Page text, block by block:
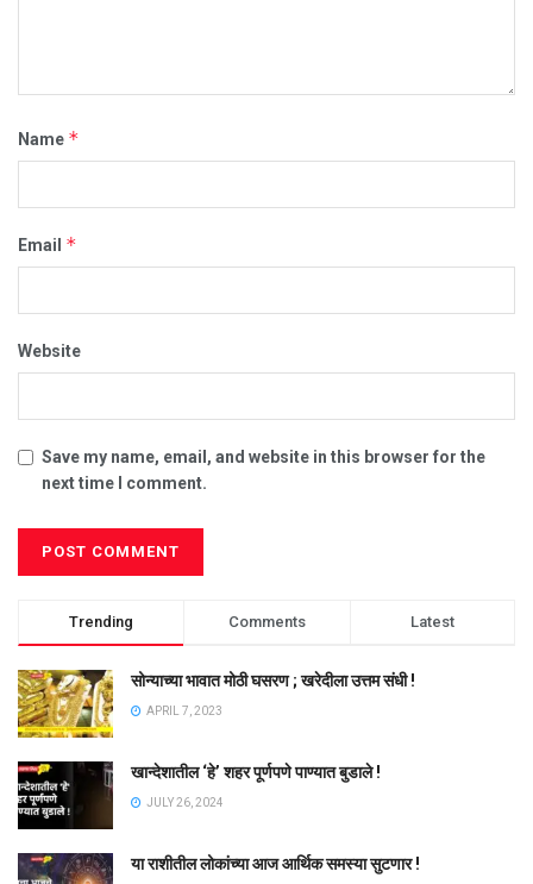
Name *
Email *
Website
Save my name, email, and website in this browser for the
next time I comment.
Trending Comments Latest
सोन्याच्या भावात मोठी घसरण ; खरेदीला उत्तम संधी !
APRIL 7, 2023
खान्देशातील ‘हे’ शहर पूर्णपणे पाण्यात बुडाले !
JULY 26, 2024
या राशीतील लोकांच्या आज आर्थिक समस्या सुटणार !